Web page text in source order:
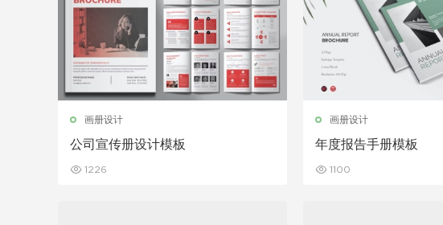
画册设计
公司宣传册设计模板
1226
画册设计
年度报告手册模板
1100